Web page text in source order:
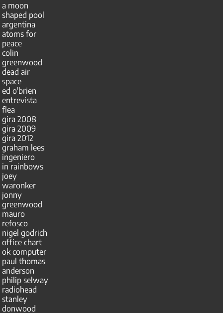
a moon
shaped pool
argentina
atoms for
peace
colin
greenwood
dead air
space
ed o'brien
entrevista
flea
gira 2008
gira 2009
gira 2012
graham lees
ingeniero
in rainbows
joey
waronker
jonny
greenwood
mauro
refosco
nigel godrich
office chart
ok computer
paul thomas
anderson
philip selway
radiohead
stanley
donwood